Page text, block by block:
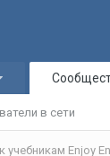
в сети
учебникам Enjoy